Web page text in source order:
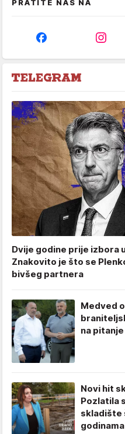
PRATITE NAS NA
Dvije godine prije izbora
Znakovito je što se
bivšeg partnera
Medved
na pitanje
Novi hit
Pozlatila
skladište